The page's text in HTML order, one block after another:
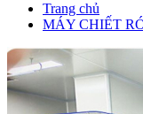
Trang chủ
MÁY CHIẾT